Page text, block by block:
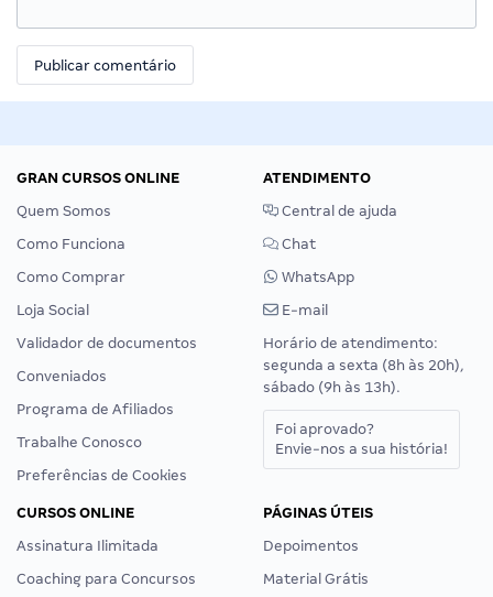
GRAN CURSOS ONLINE
Quem Somos
Como Funciona
Como Comprar
Loja Social
Validador de documentos
Conveniados
Programa de Afiliados
Trabalhe Conosco
Preferências de Cookies
ATENDIMENTO
Central de ajuda
Chat
WhatsApp
E-mail
Horário de atendimento:
segunda a sexta (8h às 20h),
sábado (9h às 13h).
Foi aprovado?
Envie-nos a sua história!
CURSOS ONLINE
Assinatura Ilimitada
Coaching para Concursos
PÁGINAS ÚTEIS
Depoimentos
Material Grátis